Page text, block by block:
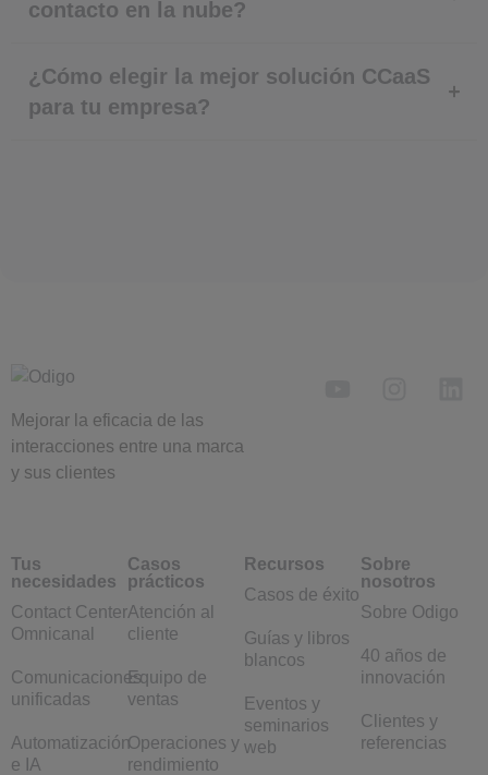
contacto en la nube?
¿Cómo elegir la mejor solución CCaaS
para tu empresa?
Mejorar la eficacia de las
interacciones entre una marca
y sus clientes
Tus
necesidades
Contact Center
Omnicanal
Comunicaciones
unificadas
Automatización
e IA
Casos
prácticos
Atención al
cliente
Equipo de
ventas
Operaciones y
rendimiento
Recursos
Casos de éxito
Guías y libros
blancos
Eventos y
seminarios
web
Sobre
nosotros
Sobre Odigo
40 años de
innovación
Clientes y
referencias